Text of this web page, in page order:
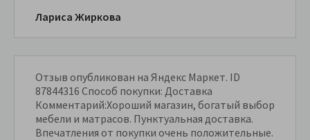
Лариса Жиркова
Отзыв опубликован на Яндекс Маркет. ID
87844316 Способ покупки: Доставка
Комментарий:Хороший магазин, богатый выбор
мебели и матрасов. Пунктуальная доставка.
Впечатления от покупки очень положительные.